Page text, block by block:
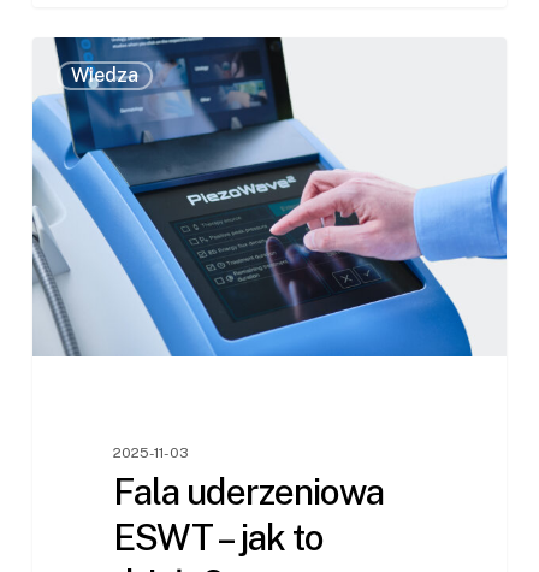
Fala
uderzeniowa
ESWT
–
jak
to
działa?
Wiedza
2025-11-03
Fala uderzeniowa
ESWT – jak to
0